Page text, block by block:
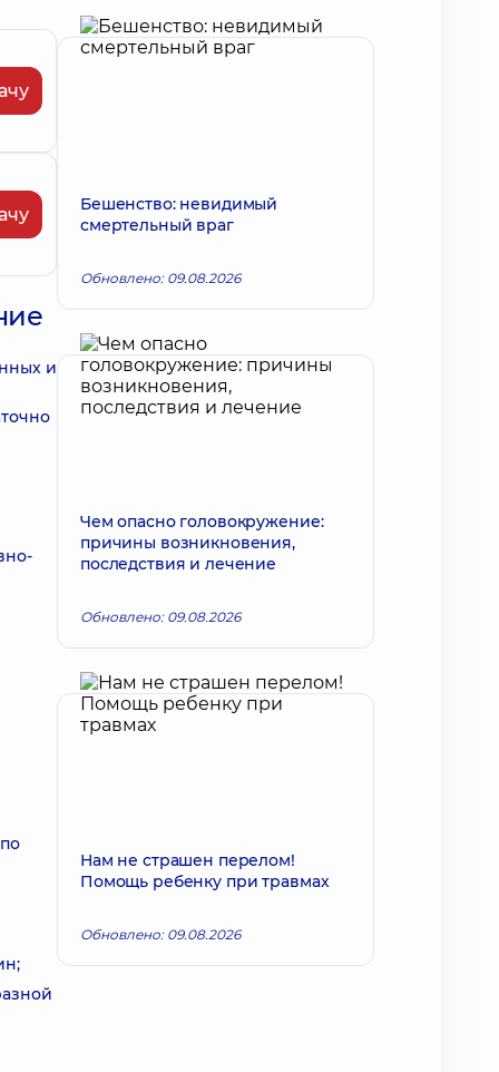
и
Бешенство: невидимый
смертельный враг
Обновлено: 09.08.2026
Чем опасно головокружение:
причины возникновения,
последствия и лечение
Обновлено: 09.08.2026
Нам не страшен перелом!
Помощь ребенку при травмах
Обновлено: 09.08.2026